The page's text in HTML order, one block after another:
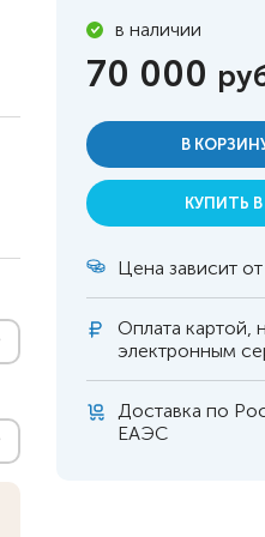
в наличии
70 000
В
КУПИТЬ
Цена зависит
Оплата картой,
электронным
Доставка по
ЕАЭС